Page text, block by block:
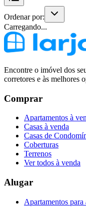
Ordenar por:
Carregando...
Encontre o imóvel dos
corretores e às melhores
Comprar
Apartamentos à
Casas à venda
Casas de
Coberturas
Terrenos
Ver todos à venda
Alugar
Apartamentos para